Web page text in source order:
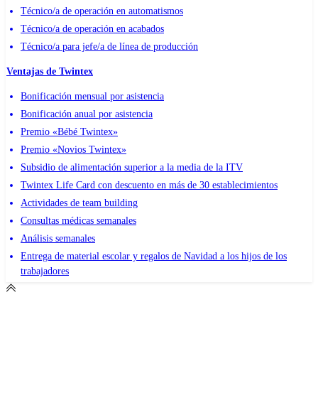
Técnico/a de operación en automatismos
Técnico/a de operación en acabados
Técnico/a para jefe/a de línea de producción
Ventajas de Twintex
Bonificación mensual por asistencia
Bonificación anual por asistencia
Premio «Bébé Twintex»
Premio «Novios Twintex»
Subsidio de alimentación superior a la media de la ITV
Twintex Life Card con descuento en más de 30 establecimientos
Actividades de team building
Consultas médicas semanales
Análisis semanales
Entrega de material escolar y regalos de Navidad a los hijos de los
trabajadores